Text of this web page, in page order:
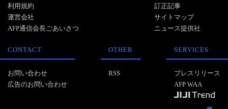
利用規約
運営会社
AFP通信会長ごあいさつ
訂正記事
サイトマップ
ニュース提供社
CONTACT
お問い合わせ
広告のお問い合わせ
OTHER
RSS
SERVICES
プレスリリース
AFP WAA